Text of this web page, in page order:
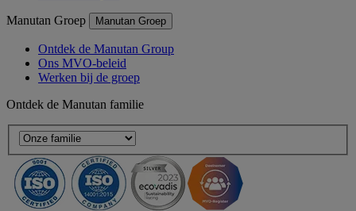
Manutan Groep Manutan Groep
Ontdek de Manutan Group
Ons MVO-beleid
Werken bij de groep
Ontdek de Manutan familie